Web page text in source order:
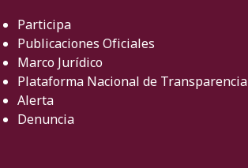
Participa
Publicaciones Oficiales
Marco Jurídico
Plataforma Nacional de Transparencia
Alerta
Denuncia